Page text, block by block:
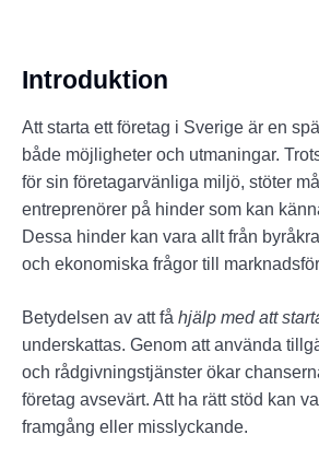
Introduktion
Att starta ett företag i Sverige är en
både möjligheter och utmaningar.
för sin företagarvänliga miljö, stöter
entreprenörer på hinder som kan
Dessa hinder kan vara allt från
och ekonomiska frågor till
Betydelsen av att få hjälp med att
underskattas. Genom att använda
och rådgivningstjänster ökar
företag avsevärt. Att ha rätt stöd kan
framgång eller misslyckande.